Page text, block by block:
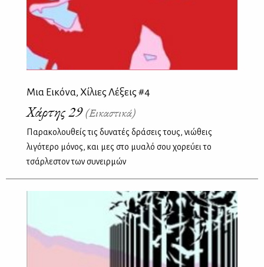
Μια Εικόνα, Χίλιες Λέξεις #4
Χάρτης 29(Εικαστικά)
Παρακολουθείς τις δυνατές δράσεις τους, νιώθεις
λιγότερο μόνος, και μες στο μυαλό σου χορεύει το
τσάρλεστον των συνειρμών